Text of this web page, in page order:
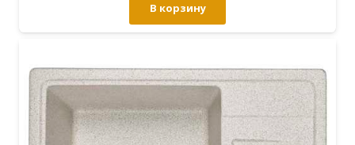
В корзину